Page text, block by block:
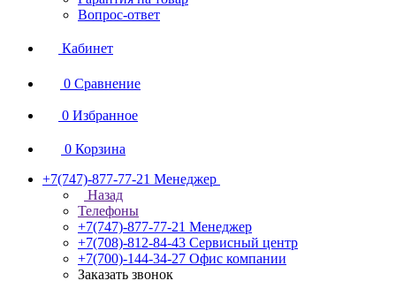
Вопрос-ответ
Кабинет
0 Сравнение
0 Избранное
0 Корзина
+7(747)-877-77-21 Менеджер
Назад
Телефоны
+7(747)-877-77-21 Менеджер
+7(708)-812-84-43 Сервисный центр
+7(700)-144-34-27 Офис компании
Заказать звонок